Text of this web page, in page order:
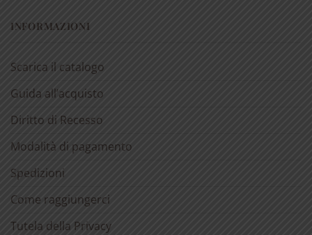
INFORMAZIONI
Scarica il catalogo
Guida all’acquisto
Diritto di Recesso
Modalità di pagamento
Spedizioni
Come raggiungerci
Tutela della Privacy